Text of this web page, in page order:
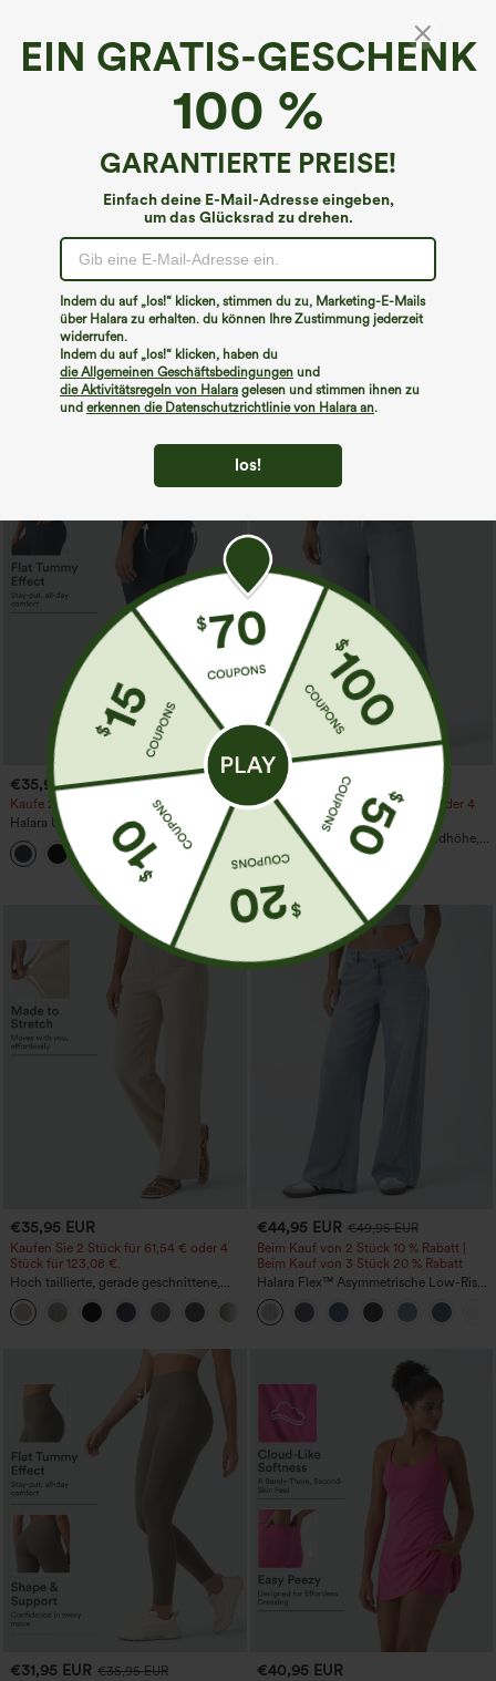
EIN GRATIS-GESCHENK
100 %
GARANTIERTE PREISE!
Einfach deine E-Mail-Adresse eingeben,
um das Glücksrad zu drehen.
Indem du auf „los!“ klicken, stimmen du zu, Marketing-E-Mails
über Halara zu erhalten. du können Ihre Zustimmung jederzeit
widerrufen.
Indem du auf „los!“ klicken, haben du
die Allgemeinen Geschäftsbedingungen und
die Aktivitätsregeln von Halara gelesen und stimmen ihnen zu
und erkennen die Datenschutzrichtlinie von Halara an.
los!
€31,95 EUR
Kaufe 2, erhalte 1 gratis
Halara Flex™ Dehnbare Stoffhose mit
hohem Bund und Seitentasche hinten
+13
Kaufen Sie 2 Stück für 52,62 € oder 4
Stück für 105,24 €.
Halara Flex™ Dehnbare Stoffhose mit
hohem Bund, Waffelmuster,
€35,95 EUR €40,95 EUR
Kaufe 2, erhalte 1 gratis
Halara UltraSculpt™ Trainingsleggings
mit hohem Bund – raffende Push-up-
Po-Form, Bauchkontrolle, Taschen und
formende Passform
€44,95 EUR €49,95 EUR
Kaufen Sie 2 Stück für 61,54 € oder 4
Stück für 123,08 €.
Lässige Jeans mit mittlerer Bundhöhe,
Kordelzug und Taschen
€35,95 EUR
Kaufen Sie 2 Stück für 61,54 € oder 4
Stück für 123,08 €.
Hoch taillierte, gerade geschnittene,
legere Leinen-Optik-Hose mit Taschen
+5
€44,95 EUR €49,95 EUR
Beim Kauf von 2 Stück 10 % Rabatt |
Beim Kauf von 3 Stück 20 % Rabatt
Halara Flex™ Asymmetrische Low-Rise-
Jeans mit Reißverschlusstaschen,
Baggy-Stil, weitem Bein, gewaschen,
lässig
€31,95 EUR €35,95 EUR
€40,95 EUR